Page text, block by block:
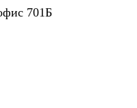
701Б